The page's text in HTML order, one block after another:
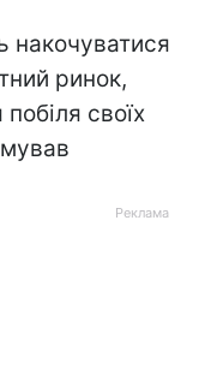
накочуватися
ринок,
своїх